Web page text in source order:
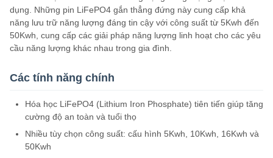
dụng. Những pin LiFePO4 gắn thẳng đứng này cung cấp khả
năng lưu trữ năng lượng đáng tin cậy với công suất từ ​​5Kwh đến
50Kwh, cung cấp các giải pháp năng lượng linh hoạt cho các yêu
cầu năng lượng khác nhau trong gia đình.
Các tính năng chính
Hóa học LiFePO4 (Lithium Iron Phosphate) tiên tiến giúp tăng
cường độ an toàn và tuổi thọ
Nhiều tùy chọn công suất: cấu hình 5Kwh, 10Kwh, 16Kwh và
50Kwh